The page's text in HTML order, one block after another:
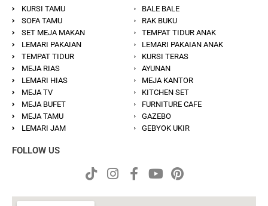
KURSI TAMU
SOFA TAMU
SET MEJA MAKAN
LEMARI PAKAIAN
TEMPAT TIDUR
MEJA RIAS
LEMARI HIAS
MEJA TV
MEJA BUFET
MEJA TAMU
LEMARI JAM
BALE BALE
RAK BUKU
TEMPAT TIDUR ANAK
LEMARI PAKAIAN ANAK
KURSI TERAS
AYUNAN
MEJA KANTOR
KITCHEN SET
FURNITURE CAFE
GAZEBO
GEBYOK UKIR
FOLLOW US